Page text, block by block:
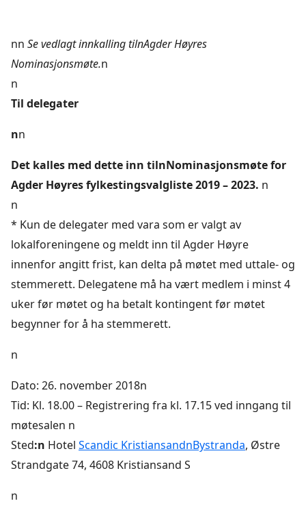
nn Se vedlagt innkalling tilnAgder Høyres
Nominasjonsmøte.n
n
Til delegater
nn
Det kalles med dette inn tilnNominasjonsmøte for
Agder Høyres fylkestingsvalgliste 2019 – 2023. n
n
* Kun de delegater med vara som er valgt av
lokalforeningene og meldt inn til Agder Høyre
innenfor angitt frist, kan delta på møtet med uttale- og
stemmerett. Delegatene må ha vært medlem i minst 4
uker før møtet og ha betalt kontingent før møtet
begynner for å ha stemmerett.
n
Dato: 26. november 2018n
Tid: Kl. 18.00 – Registrering fra kl. 17.15 ved inngang til
møtesalen n
Sted:n Hotel Scandic KristiansandnBystranda, Østre
Strandgate 74, 4608 Kristiansand S
n